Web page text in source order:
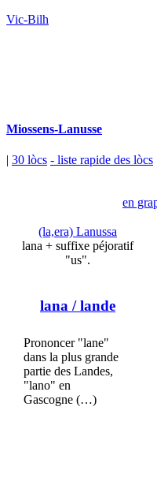
Vic-Bilh
Miossens-Lanusse
| 30 lòcs - liste rapide des lòcs
en
(la,era) Lanussa
lana + suffixe péjoratif
"us".
lana / lande
Prononcer "lane"
dans la plus grande
partie des Landes,
"lano" en
Gascogne (…)